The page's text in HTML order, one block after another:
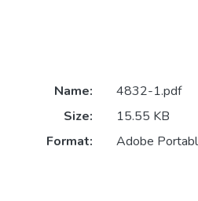
Name:
4832-1.pdf
Size:
15.55 KB
Format:
Adobe